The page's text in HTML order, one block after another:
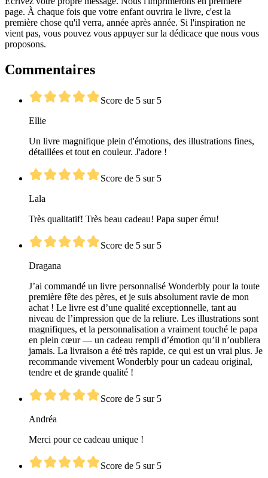
page. À chaque fois que votre enfant ouvrira le livre, c'est la
première chose qu'il verra, année après année. Si l'inspiration ne
vient pas, vous pouvez vous appuyer sur la dédicace que nous vous
proposons.
Commentaires
Score de 5 sur 5
Ellie
Un livre magnifique plein d'émotions, des illustrations fines,
détaillées et tout en couleur. J'adore !
Score de 5 sur 5
Lala
Très qualitatif! Très beau cadeau! Papa super ému!
Score de 5 sur 5
Dragana
J’ai commandé un livre personnalisé Wonderbly pour la toute
première fête des pères, et je suis absolument ravie de mon
achat ! Le livre est d’une qualité exceptionnelle, tant au
niveau de l’impression que de la reliure. Les illustrations sont
magnifiques, et la personnalisation a vraiment touché le papa
en plein cœur — un cadeau rempli d’émotion qu’il n’oubliera
jamais. La livraison a été très rapide, ce qui est un vrai plus. Je
recommande vivement Wonderbly pour un cadeau original,
tendre et de grande qualité !
Score de 5 sur 5
Andréa
Merci pour ce cadeau unique !
Score de 5 sur 5